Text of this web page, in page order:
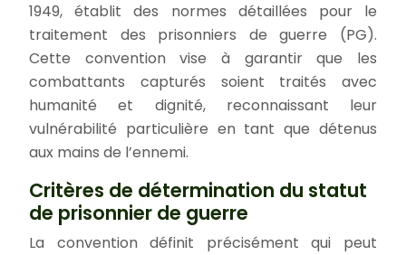
1949, établit des normes détaillées pour le
traitement des prisonniers de guerre (PG).
Cette convention vise à garantir que les
combattants capturés soient traités avec
humanité et dignité, reconnaissant leur
vulnérabilité particulière en tant que détenus
aux mains de l’ennemi.
Critères de détermination du statut
de prisonnier de guerre
La convention définit précisément qui peut